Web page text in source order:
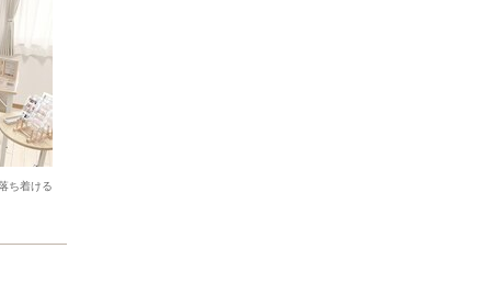
ち着ける